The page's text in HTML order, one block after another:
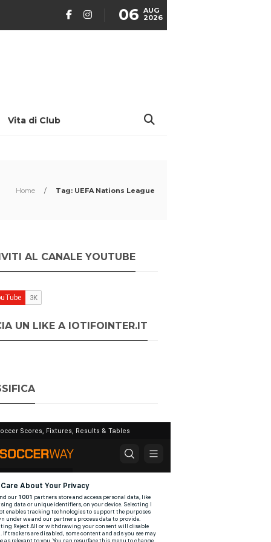
06 AUG
2026
Vita di Club
Home / Tag: UEFA Nations League
AL CANALE YOUTUBE
UN LIKE A IOTIFOINTER.IT